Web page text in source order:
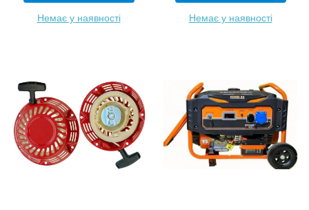
Немає у наявності
Немає у наявності